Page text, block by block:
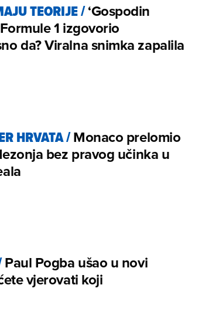
TEORIJE/‘Gospodin
1 izgovorio
da? Viralna snimka zapalila
HRVATA/Monaco prelomio
bez pravog učinka u
Paul Pogba ušao u novi
vjerovati koji